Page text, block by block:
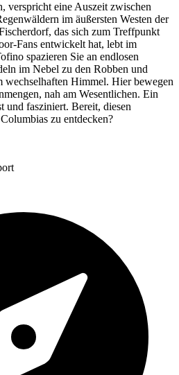
verspricht eine Auszeit zwischen
im äußersten Westen der
das sich zum Treffpunkt
Fans entwickelt hat, lebt im
spazieren Sie an endlosen
im Nebel zu den Robben und
wechselhaften Himmel. Hier bewegen
nah am Wesentlichen. Ein
und fasziniert. Bereit, diesen
zu entdecken?